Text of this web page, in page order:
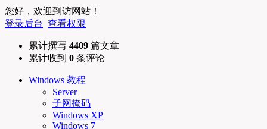
您好，欢迎到访网站！
登录后台 查看权限
累计撰写 4409 篇文章
累计收到 0 条评论
Windows 教程
Server
子网掩码
Windows XP
Windows 7